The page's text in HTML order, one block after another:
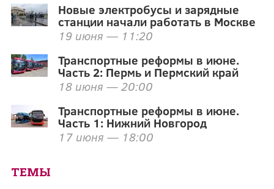
Новые электробусы и зарядные
станции начали работать в Москве
19 июня — 11:20
Транспортные реформы в июне.
Часть 2: Пермь и Пермский край
18 июня — 20:00
Транспортные реформы в июне.
Часть 1: Нижний Новгород
17 июня — 18:00
ТЕМЫ